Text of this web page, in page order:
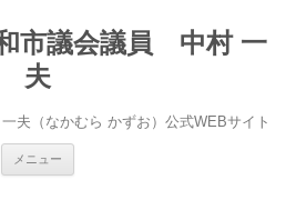
市議会議員 中村 一
夫
夫（なかむら かずお）公式WEBサイト
メニュー